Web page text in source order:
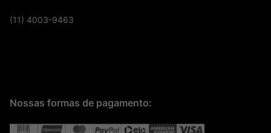
(11) 4003-9463
Nossas formas de pagamento: